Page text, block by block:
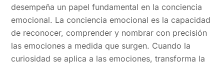
desempeña un papel fundamental en la conciencia
emocional. La conciencia emocional es la capacidad
de reconocer, comprender y nombrar con precisión
las emociones a medida que surgen. Cuando la
curiosidad se aplica a las emociones, transforma la